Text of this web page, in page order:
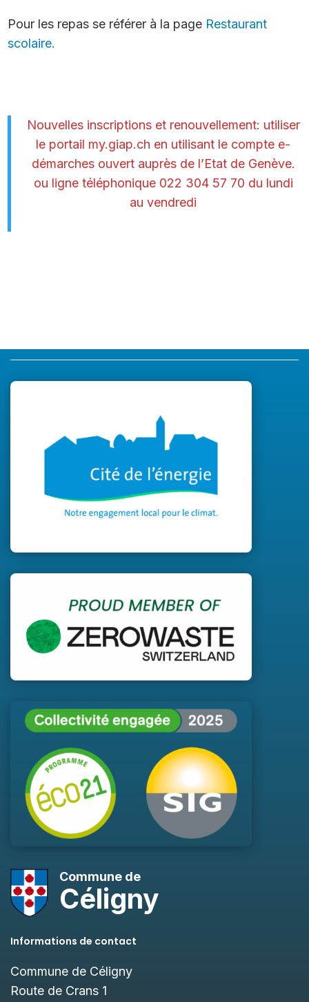
Pour les repas se référer à la page Restaurant
scolaire.
Nouvelles inscriptions et renouvellement: utiliser
le portail my.giap.ch en utilisant le compte e-
démarches ouvert auprès de l’Etat de Genève.
ou ligne téléphonique 022 304 57 70 du lundi
au vendredi
Commune de
Céligny
Informations de contact
Commune de Céligny
Route de Crans 1